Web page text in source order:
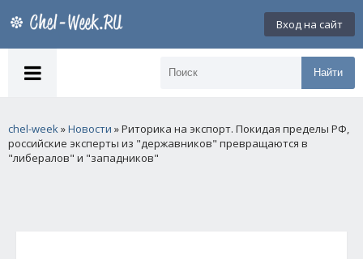
Вход на сайт
Найти
chel-week»Новости » Риторика на экспорт. Покидая пределы РФ,
российские эксперты из "державников" превращаются в
"либералов" и "западников"